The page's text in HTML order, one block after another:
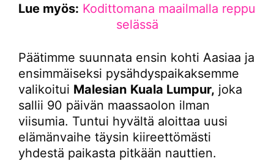
Lue myös: Kodittomana maailmalla reppu
selässä
Päätimme suunnata ensin kohti Aasiaa ja
ensimmäiseksi pysähdyspaikaksemme
valikoitui Malesian Kuala Lumpur, joka
sallii 90 päivän maassaolon ilman
viisumia. Tuntui hyvältä aloittaa uusi
elämänvaihe täysin kiireettömästi
yhdestä paikasta pitkään nauttien.